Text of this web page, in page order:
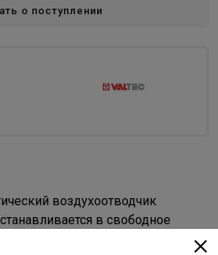
о поступлении
воздухоотводчик
в свободное
отверстие отопительного